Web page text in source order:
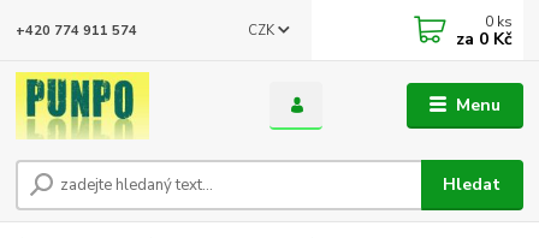
Menu
CZK
Hledat
+420 774 911 574 0 ks
za 0 Kč